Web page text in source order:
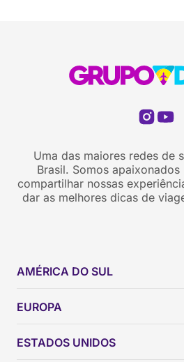
Uma das maiores redes de
Brasil. Somos
compartilhar nossas
dar as melhores dicas de
AMÉRICA DO SUL
Brasil
Colômbia
EUROPA
ESTADOS UNIDOS